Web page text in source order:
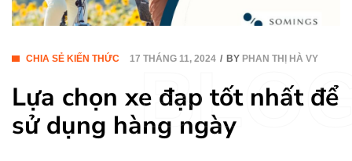
CHIA SẺ KIẾN THỨC 17 THÁNG 11, 2024 BY PHAN THỊ HÀ VY
Lựa chọn xe đạp tốt nhất để
sử dụng hàng ngày